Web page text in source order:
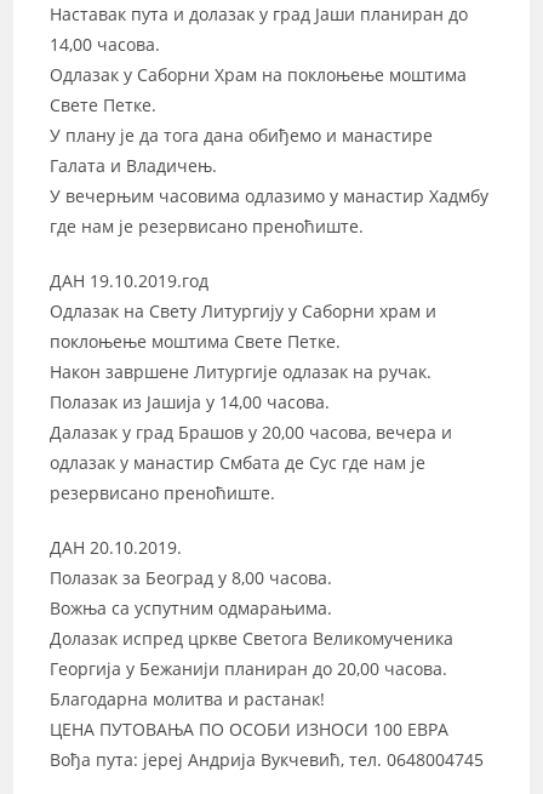
Наставак пута и долазак у град Јаши планиран до
14,00 часова.
Одлазак у Саборни Храм на поклоњење моштима
Свете Петке.
У плану је да тога дана обиђемо и манастире
Галата и Владичењ.
У вечерњим часовима одлазимо у манастир Хадмбу
где нам је резервисано преноћиште.
ДАН 19.10.2019.год
Одлазак на Свету Литургију у Саборни храм и
поклоњење моштима Свете Петке.
Након завршене Литургије одлазак на ручак.
Полазак из Јашија у 14,00 часова.
Далазак у град Брашов у 20,00 часова, вечера и
одлазак у манастир Смбата де Сус где нам је
резервисано преноћиште.
ДАН 20.10.2019.
Полазак за Београд у 8,00 часова.
Вожња са успутним одмарањима.
Долазак испред цркве Светога Великомученика
Георгија у Бежанији планиран до 20,00 часова.
Благодарна молитва и растанак!
ЦЕНА ПУТОВАЊА ПО ОСОБИ ИЗНОСИ 100 ЕВРА
Вођа пута: јереј Андрија Вукчевић, тел. 0648004745